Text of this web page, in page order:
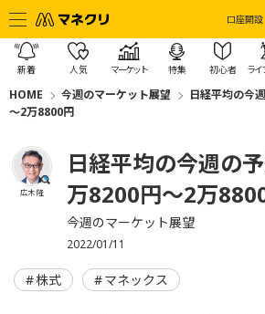
口座開設
新着 人気 マーケット 特集 初心者 ライ
HOME 今週のマーケット展望
日経平均の今
～2万8800円
広木 隆
日経平均の今週の
万8200円～2万
今週のマーケット展望
2022/01/11
株式 マネックス